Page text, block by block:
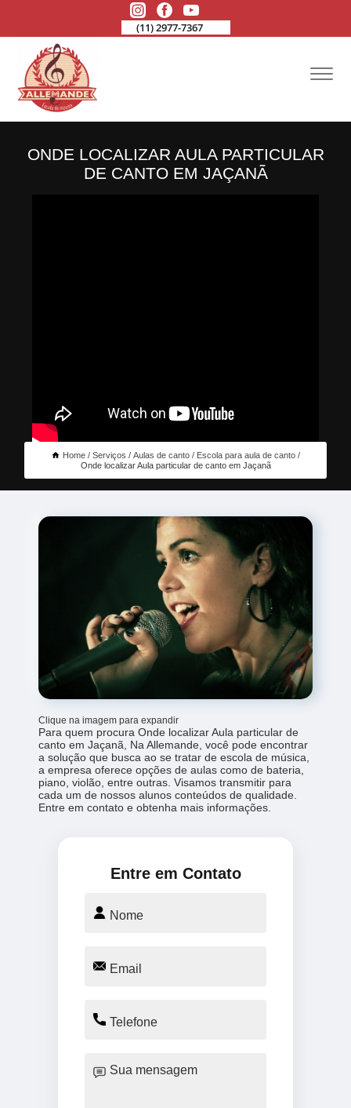
(11) 2977-7367
ONDE LOCALIZAR AULA PARTICULAR
DE CANTO EM JAÇANÃ
Home Serviços Aulas de canto
Escola para aula de canto
Onde localizar Aula particular de canto em Jaçanã
Clique na imagem para expandir
Para quem procura Onde localizar Aula particular de
canto em Jaçanã, Na Allemande, você pode encontrar
a solução que busca ao se tratar de escola de música,
a empresa oferece opções de aulas como de bateria,
piano, violão, entre outras. Visamos transmitir para
cada um de nossos alunos conteúdos de qualidade.
Entre em contato e obtenha mais informações.
Entre em Contato